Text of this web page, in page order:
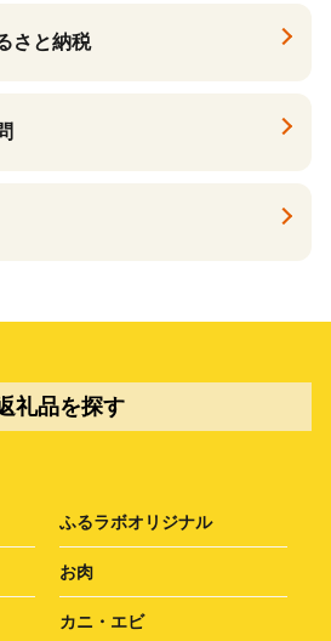
さと納税
礼品を探す
ふるラボオリジナル
お肉
カニ・エビ